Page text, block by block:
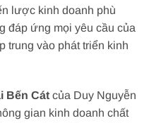
lược kinh doanh phù
đáp ứng mọi yêu cầu của
trung vào phát triển kinh
Bến Cát của Duy Nguyễn
gian kinh doanh chất